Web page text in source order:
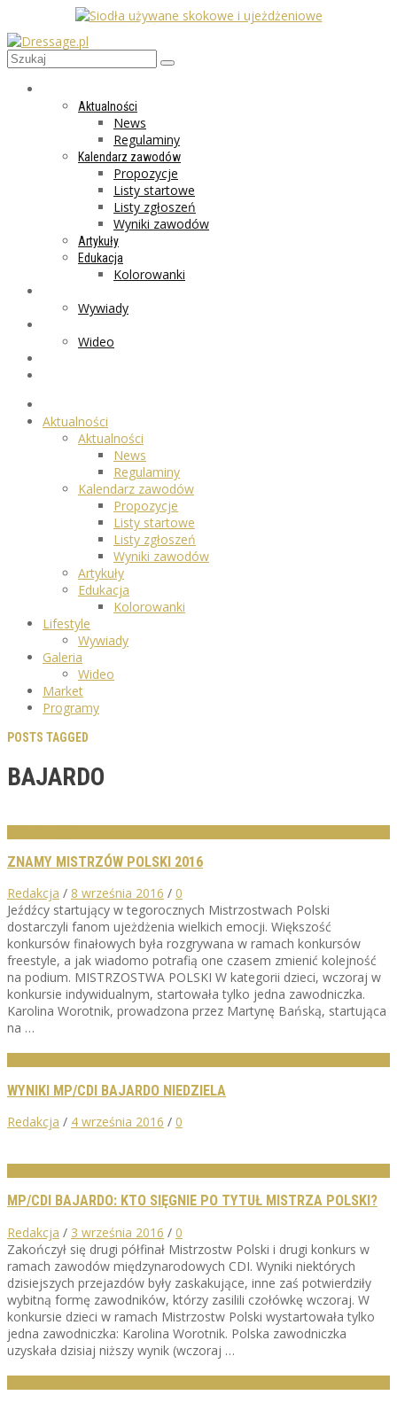
Aktualności
News
Regulaminy
Kalendarz zawodów
Propozycje
Listy startowe
Listy zgłoszeń
Wyniki zawodów
Artykuły
Edukacja
Kolorowanki
Wywiady
Wideo
Aktualności
Aktualności
News
Regulaminy
Kalendarz zawodów
Propozycje
Listy startowe
Listy zgłoszeń
Wyniki zawodów
Artykuły
Edukacja
Kolorowanki
Lifestyle
Wywiady
Galeria
Wideo
Market
Programy
POSTS TAGGED
BAJARDO
ZNAMY MISTRZÓW POLSKI 2016
Redakcja / 8 września 2016 / 0
Jeźdźcy startujący w tegorocznych Mistrzostwach Polski
dostarczyli fanom ujeżdżenia wielkich emocji. Większość
konkursów finałowych była rozgrywana w ramach konkursów
freestyle, a jak wiadomo potrafią one czasem zmienić kolejność
na podium. MISTRZOSTWA POLSKI W kategorii dzieci, wczoraj w
konkursie indywidualnym, startowała tylko jedna zawodniczka.
Karolina Worotnik, prowadzona przez Martynę Bańską, startująca
na …
WYNIKI MP/CDI BAJARDO NIEDZIELA
Redakcja / 4 września 2016 / 0
MP/CDI BAJARDO: KTO SIĘGNIE PO TYTUŁ MISTRZA POLSKI?
Redakcja / 3 września 2016 / 0
Zakończył się drugi półfinał Mistrzostw Polski i drugi konkurs w
ramach zawodów międzynarodowych CDI. Wyniki niektórych
dzisiejszych przejazdów były zaskakujące, inne zaś potwierdziły
wybitną formę zawodników, którzy zasilili czołówkę wczoraj. W
konkursie dzieci w ramach Mistrzostw Polski wystartowała tylko
jedna zawodniczka: Karolina Worotnik. Polska zawodniczka
uzyskała dzisiaj niższy wynik (wczoraj …